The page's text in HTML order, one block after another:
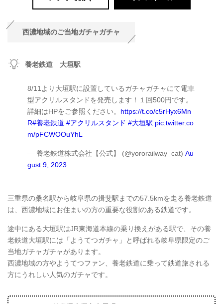
西濃地域のご当地ガチャガチャ
養老鉄道 大垣駅
8/11より大垣駅に設置しているガチャガチャにて電車
型アクリルスタンドを発売します！１回500円です。
詳細はHPをご参照ください。 https://t.co/c5rHyx6Mn
R#養老鉄道 #アクリルスタンド #大垣駅 pic.twitter.co
m/pFCWOOuYhL
— 養老鉄道株式会社【公式】 (@yororailway_cat) Au
gust 9, 2023
三重県の桑名駅から岐阜県の揖斐駅までの57.5kmを走る養老鉄道
は、西濃地域にお住まいの方の重要な役割のある鉄道です。
途中にある大垣駅はJR東海道本線の乗り換えがある駅で、その養
老鉄道大垣駅には「ようてつガチャ」と呼ばれる岐阜県限定のご
当地ガチャガチャがあります。
西濃地域の方やようてつファン、養老鉄道に乗って鉄道旅される
方にうれしい人気のガチャです。